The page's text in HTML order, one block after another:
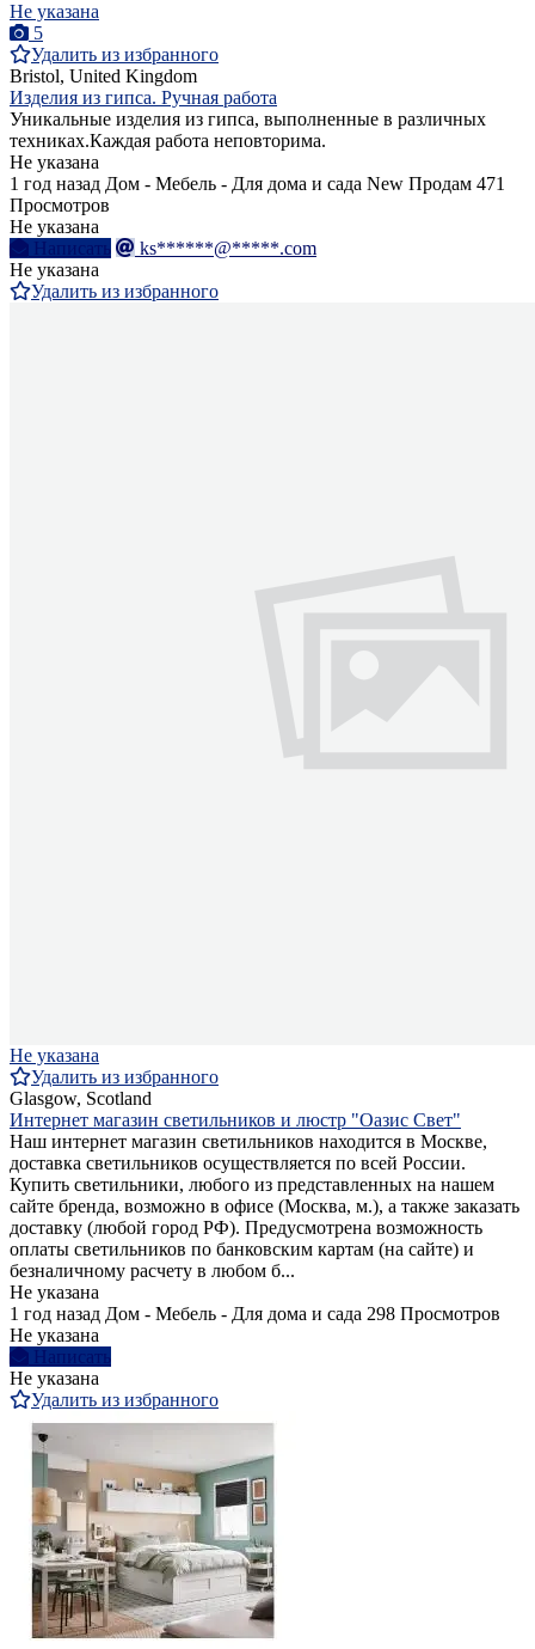
Не указана
5
Удалить из избранного
Bristol, United Kingdom
Изделия из гипса. Ручная работа
Уникальные изделия из гипса, выполненные в различных
техниках.Каждая работа неповторима.
Не указана
1 год назад Дом - Мебель - Для дома и сада New Продам 471
Просмотров
Не указана
Написать
ks******@*****.com
Не указана
Удалить из избранного
Не указана
Удалить из избранного
Glasgow, Scotland
Интернет магазин светильников и люстр "Оазис Свет"
Наш интернет магазин светильников находится в Москве,
доставка светильников осуществляется по всей России.
Купить светильники, любого из представленных на нашем
сайте бренда, возможно в офисе (Москва, м.), а также заказать
доставку (любой город РФ). Предусмотрена возможность
оплаты светильников по банковским картам (на сайте) и
безналичному расчету в любом б...
Не указана
1 год назад Дом - Мебель - Для дома и сада 298 Просмотров
Не указана
Написать
Не указана
Удалить из избранного